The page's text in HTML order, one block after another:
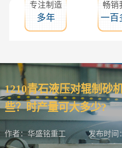
专注制造
多年
畅销
一百
1210青石液压对辊制砂
些？时产量可大多少?
作者：华盛铭重工 发布时间